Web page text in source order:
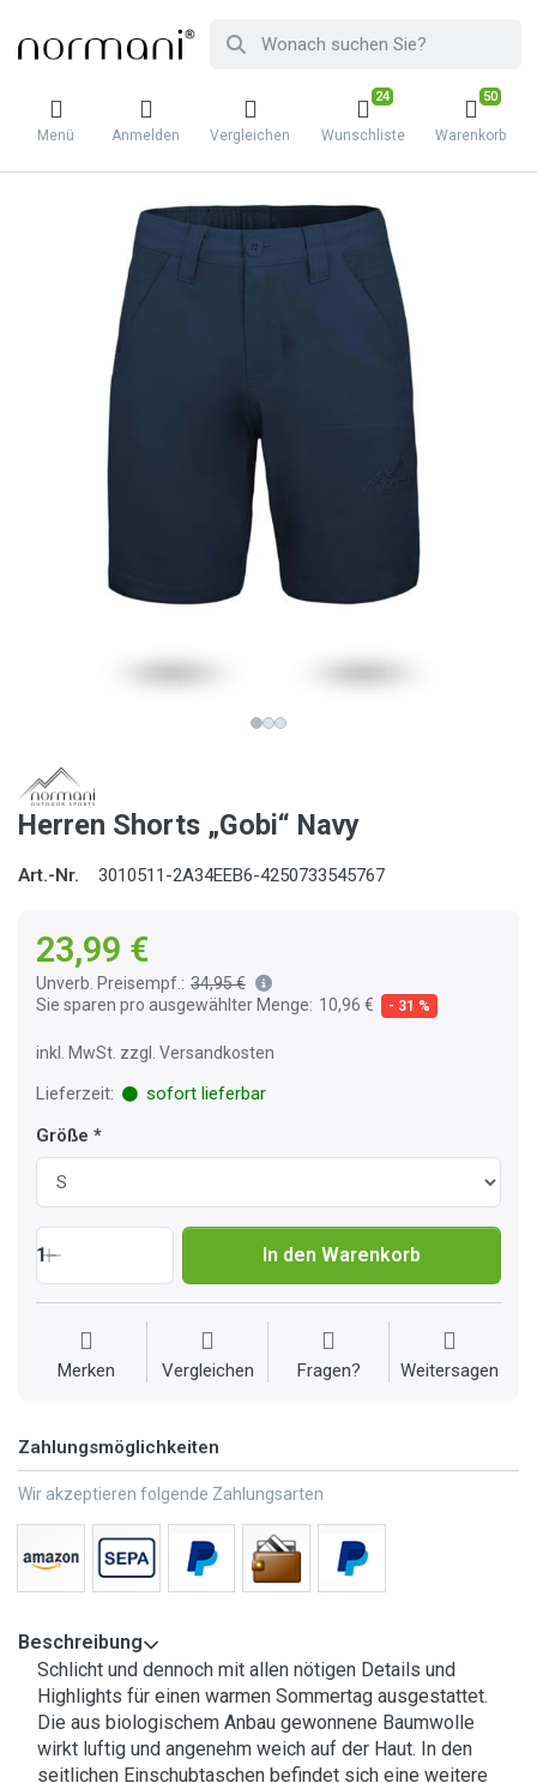
Menü Anmelden Vergleichen
24
Wunschliste
50
Warenkorb
Herren Shorts „Gobi“ Navy
Art.-Nr. 3010511-2A34EEB6-4250733545767
23,99 €
Unverb. Preisempf.: 34,95 €
Sie sparen pro ausgewählter Menge: 10,96 € - 31 %
inkl. MwSt. zzgl. Versandkosten
Lieferzeit:
sofort lieferbar
Größe
1 In den Warenkorb
Merken Vergleichen Fragen? Weitersagen
Zahlungsmöglichkeiten
Wir akzeptieren folgende Zahlungsarten
Beschreibung
Schlicht und dennoch mit allen nötigen Details und
Highlights für einen warmen Sommertag ausgestattet.
Die aus biologischem Anbau gewonnene Baumwolle
wirkt luftig und angenehm weich auf der Haut. In den
seitlichen Einschubtaschen befindet sich eine weitere